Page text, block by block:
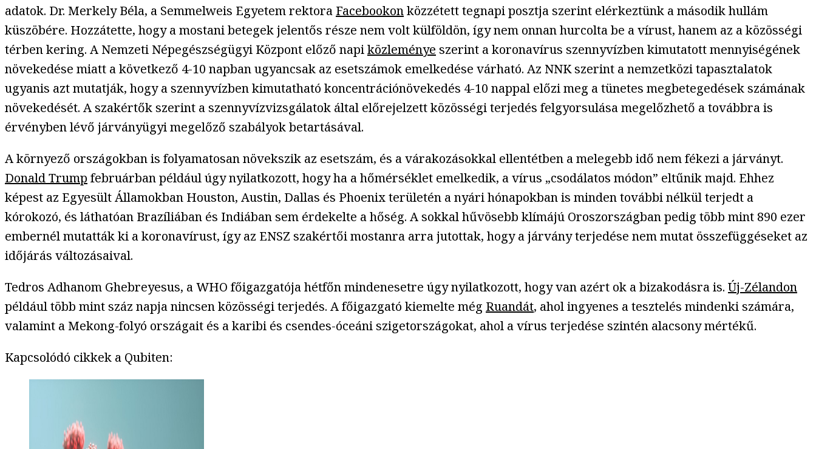
adatok. Dr. Merkely Béla, a Semmelweis Egyetem rektora Facebookonközzétett tegnapi posztja szerint elérkeztünk a második hullám
küszöbére. Hozzátette, hogy a mostani betegek jelentős része nem volt külföldön, így nem onnan hurcolta be a vírust, hanem az a közösségi
térben kering. A Nemzeti Népegészségügyi Központ előző napiközleménye szerint a koronavírus szennyvízben kimutatott mennyiségének
növekedése miatt a következő 4-10 napban ugyancsak az esetszámok emelkedése várható. Az NNK szerint a nemzetközi tapasztalatok
ugyanis azt mutatják, hogy a szennyvízben kimutatható koncentrációnövekedés 4-10 nappal előzi meg a tünetes megbetegedések számának
növekedését. A szakértők szerint a szennyvízvizsgálatok által előrejelzett közösségi terjedés felgyorsulása megelőzhető a továbbra is
érvényben lévő járványügyi megelőző szabályok betartásával.
A környező országokban is folyamatosan növekszik az esetszám, és a várakozásokkal ellentétben a melegebb idő nem fékezi a járványt.
Donald Trump februárban például úgy nyilatkozott, hogy ha a hőmérséklet emelkedik, a vírus „csodálatos módon” eltűnik majd. Ehhez
képest az Egyesült Államokban Houston, Austin, Dallas és Phoenix területén a nyári hónapokban is minden további nélkül terjedt a
kórokozó, és láthatóan Brazíliában és Indiában sem érdekelte a hőség. A sokkal hűvösebb klímájú Oroszországban pedig több mint 890 ezer
embernél mutatták ki a koronavírust, így az ENSZ szakértői mostanra arra jutottak, hogy a járvány terjedése nem mutat összefüggéseket az
időjárás változásaival.
Tedros Adhanom Ghebreyesus, a WHO főigazgatója hétfőn mindenesetre úgy nyilatkozott, hogy van azért ok a bizakodásra is. Új-Zélandon
például több mint száz napja nincsen közösségi terjedés. A főigazgató kiemelte még Ruandát, ahol ingyenes a tesztelés mindenki számára,
valamint a Mekong-folyó országait és a karibi és csendes-óceáni szigetországokat, ahol a vírus terjedése szintén alacsony mértékű.
Kapcsolódó cikkek a Qubiten: